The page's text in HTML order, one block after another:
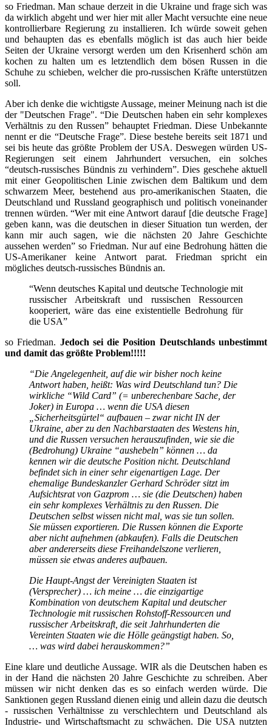
so Friedman. Man schaue derzeit in die Ukraine und frage sich was
da wirklich abgeht und wer hier mit aller Macht versuchte eine neue
kontrollierbare Regierung zu installieren. Ich würde soweit gehen
und behaupten das es ebenfalls möglich ist das auch hier beide
Seiten der Ukraine versorgt werden um den Krisenherd schön am
kochen zu halten um es letztendlich dem bösen Russen in die
Schuhe zu schieben, welcher die pro-russischen Kräfte unterstützen
soll.
Aber ich denke die wichtigste Aussage, meiner Meinung nach ist die
der "Deutschen Frage". “Die Deutschen haben ein sehr komplexes
Verhältnis zu den Russen” behauptet Friedman. Diese Unbekannte
nennt er die “Deutsche Frage”. Diese bestehe bereits seit 1871 und
sei bis heute das größte Problem der USA. Deswegen würden US-
Regierungen seit einem Jahrhundert versuchen, ein solches
“deutsch-russisches Bündnis zu verhindern”. Dies geschehe aktuell
mit einer Geopolitischen Linie zwischen dem Baltikum und dem
schwarzem Meer, bestehend aus pro-amerikanischen Staaten, die
Deutschland und Russland geographisch und politisch voneinander
trennen würden. “Wer mit eine Antwort darauf [die deutsche Frage]
geben kann, was die deutschen in dieser Situation tun werden, der
kann mir auch sagen, wie die nächsten 20 Jahre Geschichte
aussehen werden” so Friedman. Nur auf eine Bedrohung hätten die
US-Amerikaner keine Antwort parat. Friedman spricht ein
mögliches deutsch-russisches Bündnis an.
“Wenn deutsches Kapital und deutsche Technologie mit
russischer Arbeitskraft und russischen Ressourcen
kooperiert, wäre das eine existentielle Bedrohung für
die USA”
so Friedman. Jedoch sei die Position Deutschlands unbestimmt
und damit das größte Problem!!!!!
“Die Angelegenheit, auf die wir bisher noch keine
Antwort haben, heißt: Was wird Deutschland tun? Die
wirkliche “Wild Card” (= unberechenbare Sache, der
Joker) in Europa … wenn die USA diesen
„Sicherheitsgürtel“ aufbauen – zwar nicht IN der
Ukraine, aber zu den Nachbarstaaten des Westens hin,
und die Russen versuchen herauszufinden, wie sie die
(Bedrohung) Ukraine “aushebeln” können … da
kennen wir die deutsche Position nicht. Deutschland
befindet sich in einer sehr eigenartigen Lage. Der
ehemalige Bundeskanzler Gerhard Schröder sitzt im
Aufsichtsrat von Gazprom … sie (die Deutschen) haben
ein sehr komplexes Verhältnis zu den Russen. Die
Deutschen selbst wissen nicht mal, was sie tun sollen.
Sie müssen exportieren. Die Russen können die Exporte
aber nicht aufnehmen (abkaufen). Falls die Deutschen
aber andererseits diese Freihandelszone verlieren,
müssen sie etwas anderes aufbauen.
Die Haupt-Angst der Vereinigten Staaten ist
(Versprecher) … ich meine … die einzigartige
Kombination von deutschem Kapital und deutscher
Technologie mit russischen Rohstoff-Ressourcen und
russischer Arbeitskraft, die seit Jahrhunderten die
Vereinten Staaten wie die Hölle geängstigt haben. So,
… was wird dabei herauskommen?”
Eine klare und deutliche Aussage. WIR als die Deutschen haben es
in der Hand die nächsten 20 Jahre Geschichte zu schreiben. Aber
müssen wir nicht denken das es so einfach werden würde. Die
Sanktionen gegen Russland dienen einig und allein dazu die deutsch
- russischen Verhältnisse zu verschlechtern und Deutschland als
Industrie- und Wirtschaftsmacht zu schwächen. Die USA nutzten